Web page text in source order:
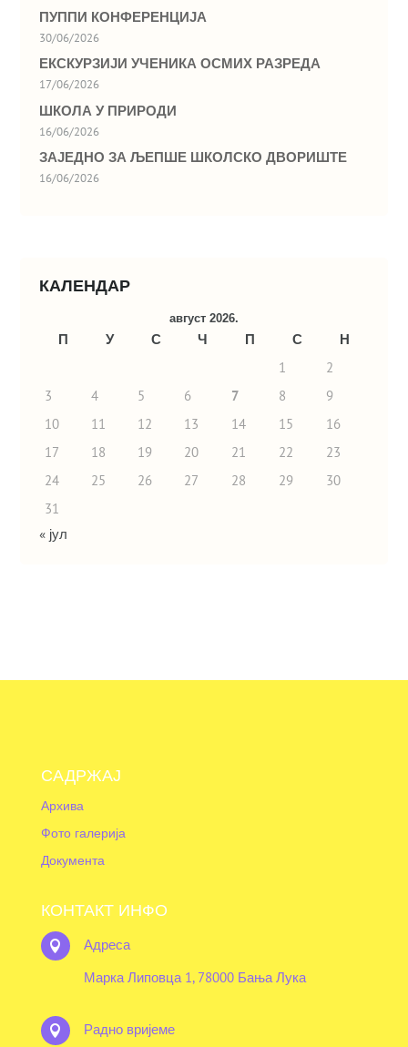
ПУППИ КОНФЕРЕНЦИЈА
30/06/2026
ЕКСКУРЗИЈИ УЧЕНИКА ОСМИХ РАЗРЕДА
17/06/2026
ШКОЛА У ПРИРОДИ
16/06/2026
ЗАЈЕДНО ЗА ЉЕПШЕ ШКОЛСКО ДВОРИШТЕ
16/06/2026
КАЛЕНДАР
август 2026.
П У С Ч П С
Н
1
2
3
4 5 6 7 8
9
10
11 12 13 14 15
16
17
18 19 20 21 22
23
24
25 26 27 28 29
30
31
« јул
САДРЖАЈ
Архива
Фото галерија
Документа
КОНТАКТ ИНФО
 Адреса
Марка Липовца 1, 78000 Бања Лука
 Радно вријеме